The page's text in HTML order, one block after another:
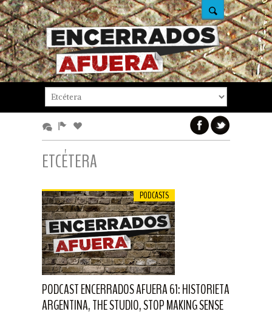
ETCÉTERA
PODCASTS
PODCAST ENCERRADOS AFUERA 61: HISTORIETA
ARGENTINA, THE STUDIO, STOP MAKING SENSE